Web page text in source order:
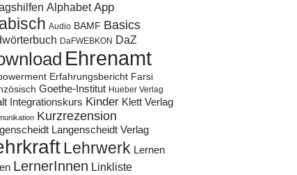
Alphabet App
Audio BAMF Basics
DaFWEBKON DaZ
Ehrenamt
Erfahrungsbericht Farsi
Goethe-Institut Hueber Verlag
Integrationskurs Kinder Klett Verlag
Kurzrezension
Langenscheidt Verlag
Lehrwerk Lernen
LernerInnen Linkliste